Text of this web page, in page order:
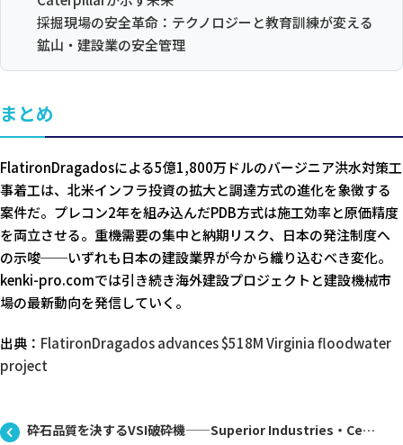
採掘現場の安全革命：テクノロジーと教育訓練が変える
鉱山・建設業の安全管理
まとめ
FlatironDragadosによる5億1,800万ドルのバージニア洪水対策工
事着工は、北米インフラ投資の拡大と調達方式の進化を象徴する
案件だ。プレコン2年を組み込んだPDB方式は施工効率と原価精度
を両立させる。重機需要の集中と納期リスク、日本の発注制度へ
の示唆──いずれも日本の建設業界が今から織り込むべき変化。
kenki-pro.comでは引き続き海外建設プロジェクトと建設機械市
場の最新動向を発信していく。
出典： FlatironDragados advances $518M Virginia floodwater
project
砕石品質を決するVSI破砕機——Superior Industries・Cemco垂直軸インパクターの実力